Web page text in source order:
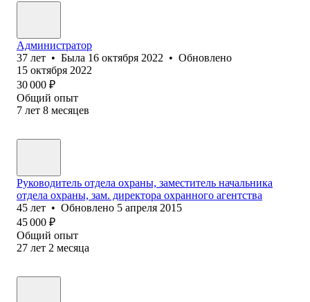
Администратор
37 лет • Была 16 октября 2022 • Обновлено
15 октября 2022
30 000 ₽
Общий опыт
7 лет 8 месяцев
Руководитель отдела охраны, заместитель начальника
отдела охраны, зам. директора охранного агентства
45 лет • Обновлено 5 апреля 2015
45 000 ₽
Общий опыт
27 лет 2 месяца